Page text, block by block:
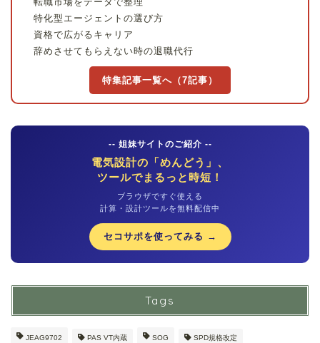
特化型エージェントの選び方
資格で広がるキャリア
辞めさせてもらえない時の退職代行
特集記事一覧へ（7記事）
-- 姐妹サイトのご紹介 --
電気設計の「めんどう」、
ツールでまるっと時短！
ブラウザですぐ使える
計算・設計ツールを無料配信中
セコサポを使ってみる →
Tags
JEAG9702 PAS VT内蔵 SOG SPD規格改定